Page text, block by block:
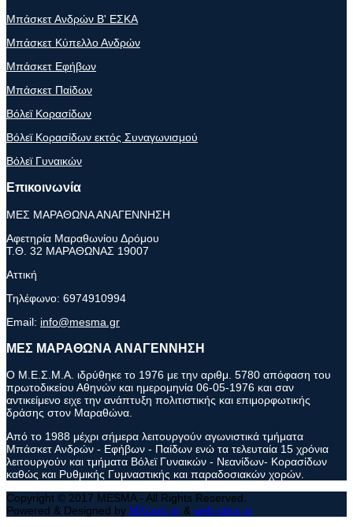
Μπάσκετ Ανδρών Β' ΕΣΚΑ
Μπάσκετ Κύπελλο Ανδρών
Μπάσκετ Εφήβων
Μπάσκετ Παίδων
Βόλεϊ Κορασίδων
Βόλεϊ Κορασίδων εκτός Συναγωνισμού
Βόλεϊ Γυναικών
Επικοινωνία
ΜΕΣ ΜΑΡΑΘΩΝΑ ΑΝΑΓΕΝΝΗΣΗ
Αφετηρία Μαραθωνίου Δρόμου
Τ.Θ. 32 ΜΑΡΑΘΩΝΑΣ 19007
Αττική
Τηλέφωνο: 6974910994
Email: info@mesma.gr
ΜΕΣ ΜΑΡΑΘΩΝΑ ΑΝΑΓΕΝΝΗΣΗ
Ο Μ.Ε.Σ.Μ.Α. ιδρύθηκε το 1976 με την αριθμ. 5780 απόφαση του
πρωτοδικείου Αθηνών και ημερομηνία 06-05-1976 και σαν
αντικείμενο ειχε την ανάπτυξη πολιτιστικής και επιμορφωτικής
δράσης στον Μαραθώνα.
Από το 1988 μέχρι σήμερα λειτουργούν αγωνιστικά τμήματα
Μπάσκετ Ανδρών - Εφήβων - Παίδων ενώ τα τελευταία 15 χρόνια
λειτουργούν και τμήματα Βόλεϊ Γυναικών - Νεανίδων- Κορασίδων
καθώς και Ρυθμικής Γυμναστικής και παραδοσιακών χορών.
Copyright © 2017 MESMA - All Rights Reserved.
Powered & Designed by MXcom.gr & web-idea.gr